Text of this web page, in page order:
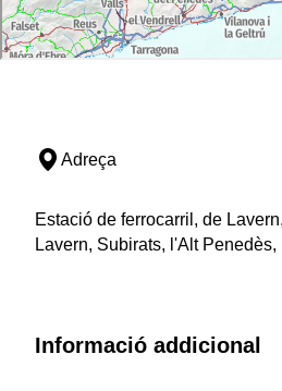
Adreça
Estació de ferrocarril, de
Lavern, Subirats, l'Alt Penedès,
Informació addicional